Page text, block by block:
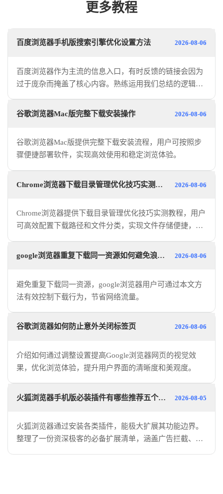
更多教程
百度浏览器手机版搜索引擎优化设置方法 2026-08-06
百度浏览器作为主流的信息入口，有时反馈的链接会因为
过于庞杂而掩盖了核心内容。熟练运用我们总结的逻辑连
金的时间。这套深度的检索调优技巧，能让您的每一次回
谷歌浏览器Mac版完整下载安装操作 2026-08-06
谷歌浏览器Mac版提供完整下载安装流程，用户可按照步
骤便捷部署软件，实现高效使用和稳定浏览体验。
Chrome浏览器下载目录管理优化技巧实测教程 2026-08-06
Chrome浏览器提供下载目录管理优化技巧实测教程，用户
可高效配置下载路径和文件分类，实现文件存储便捷，提
google浏览器重复下载同一资源如何避免浪费流量 2026-08-06
避免重复下载同一资源，google浏览器用户可通过本文方
法有效控制下载行为，节省网络流量。
谷歌浏览器如何防止意外关闭标签页 2026-08-06
介绍如何通过调整设置提高Google浏览器网页的视觉效
果，优化浏览体验，提升用户界面的清晰度和美观度。
火狐浏览器手机版必装插件有哪些推荐五个必备扩展 2026-08-05
火狐浏览器通过安装各类插件，能极大扩展其功能边界。
整理了一份资深极客的必备扩展清单，涵盖广告拦截、翻